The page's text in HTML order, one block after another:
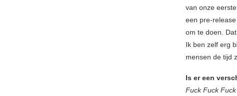
van onze
een pre-
om te doen.
Ik ben zelf erg
mensen de tijd
Is er een
Fuck Fuck Fuck